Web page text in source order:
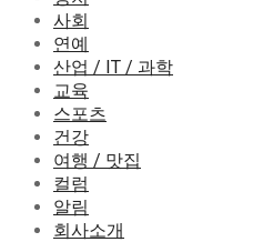
사회
연예
산업 / IT / 과학
교육
스포츠
건강
여행 / 맛집
컬럼
알림
회사소개